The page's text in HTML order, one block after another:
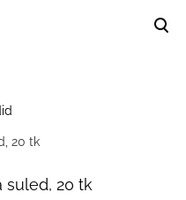
20 tk
suled, 20 tk